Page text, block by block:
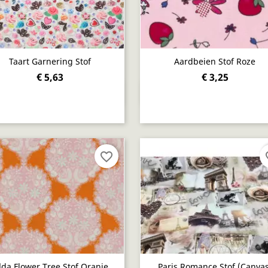
Taart Garnering Stof
€ 5,63
Aardbeien Stof Roze
€ 3,25
favorite_border